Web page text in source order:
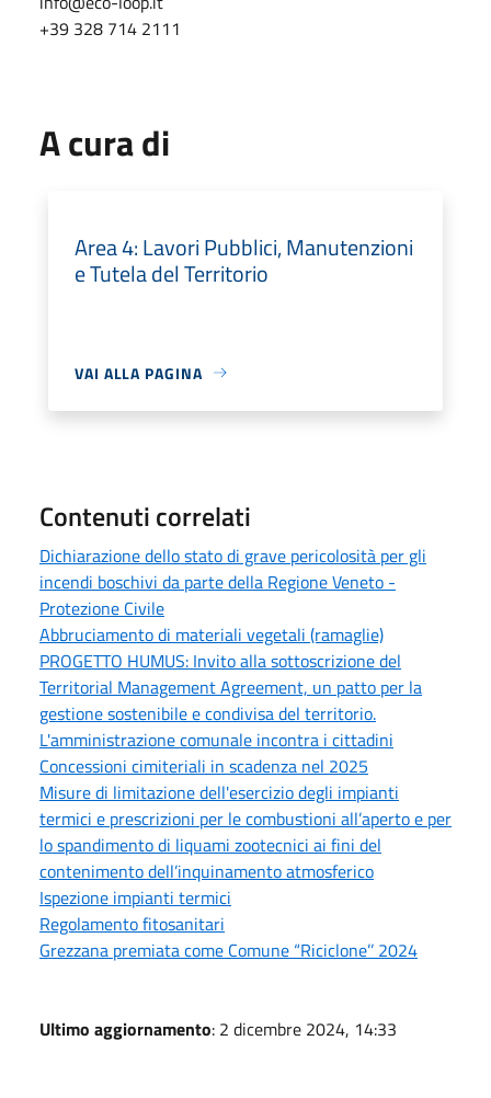
+39 328 714 2111
A cura di
Area 4: Lavori Pubblici, Manutenzioni
e Tutela del Territorio
VAI ALLA PAGINA
Contenuti correlati
Dichiarazione dello stato di grave pericolosità per gli
incendi boschivi da parte della Regione Veneto -
Protezione Civile
Abbruciamento di materiali vegetali (ramaglie)
PROGETTO HUMUS: Invito alla sottoscrizione del
Territorial Management Agreement, un patto per la
gestione sostenibile e condivisa del territorio.
L'amministrazione comunale incontra i cittadini
Concessioni cimiteriali in scadenza nel 2025
Misure di limitazione dell'esercizio degli impianti
termici e prescrizioni per le combustioni all’aperto e per
lo spandimento di liquami zootecnici ai fini del
contenimento dell’inquinamento atmosferico
Ispezione impianti termici
Regolamento fitosanitari
Grezzana premiata come Comune “Riciclone’’ 2024
Ultimo aggiornamento: 2 dicembre 2024, 14:33